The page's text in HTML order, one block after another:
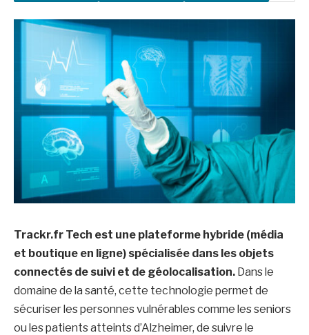
Trackr.fr Tech est une plateforme hybride (média
et boutique en ligne) spécialisée dans les objets
connectés de suivi et de géolocalisation. Dans le
domaine de la santé, cette technologie permet de
sécuriser les personnes vulnérables comme les seniors
ou les patients atteints d’Alzheimer, de suivre le